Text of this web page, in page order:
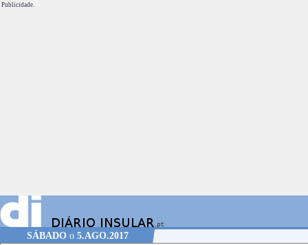
Publicidade.
SÁBADOo 5.AGO.2017